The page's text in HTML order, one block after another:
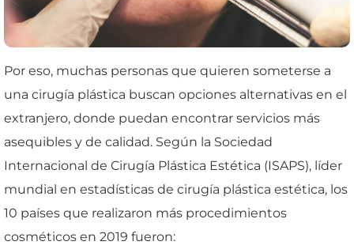
Por eso, muchas personas que quieren someterse a
una cirugía plástica buscan opciones alternativas en el
extranjero, donde puedan encontrar servicios más
asequibles y de calidad. Según la Sociedad
Internacional de Cirugía Plástica Estética (ISAPS), líder
mundial en estadísticas de cirugía plástica estética, los
10 países que realizaron más procedimientos
cosméticos en 2019 fueron: